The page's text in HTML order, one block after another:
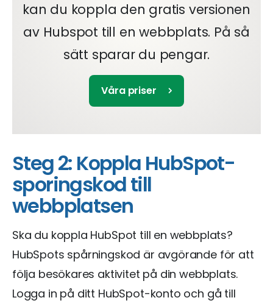
kan du koppla den gratis versionen
av Hubspot till en webbplats. På så
sätt sparar du pengar.
Våra priser
Steg 2: Koppla HubSpot-
sporingskod till
webbplatsen
Ska du koppla HubSpot till en webbplats?
HubSpots spårningskod är avgörande för att
följa besökares aktivitet på din webbplats.
Logga in på ditt HubSpot-konto och gå till